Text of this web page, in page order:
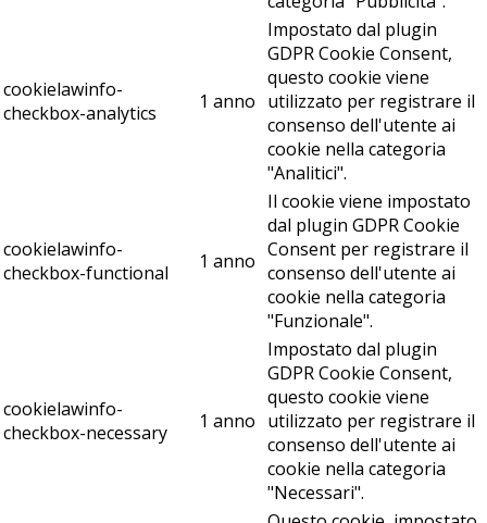
cookielawinfo-
checkbox-analytics
1 anno
Impostato dal plugin
GDPR Cookie Consent,
questo cookie viene
utilizzato per registrare il
consenso dell'utente ai
cookie nella categoria
"Analitici".
cookielawinfo-
checkbox-functional
1 anno
Il cookie viene impostato
dal plugin GDPR Cookie
Consent per registrare il
consenso dell'utente ai
cookie nella categoria
"Funzionale".
cookielawinfo-
checkbox-necessary
1 anno
Impostato dal plugin
GDPR Cookie Consent,
questo cookie viene
utilizzato per registrare il
consenso dell'utente ai
cookie nella categoria
"Necessari".